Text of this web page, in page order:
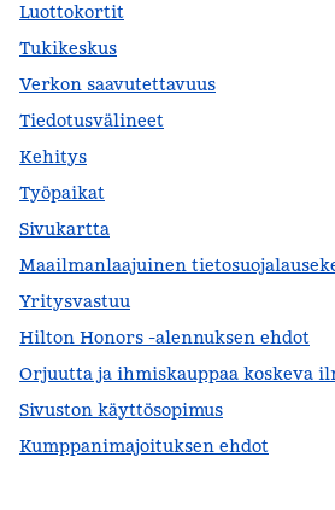
Luottokortit
Tukikeskus
Verkon saavutettavuus
Tiedotusvälineet
Kehitys
Työpaikat
Sivukartta
Maailmanlaajuinen
Yritysvastuu
Hilton Honors -alennuksen ehdot
Orjuutta ja ihmiskauppaa koskeva
Sivuston käyttösopimus
Kumppanimajoituksen ehdot